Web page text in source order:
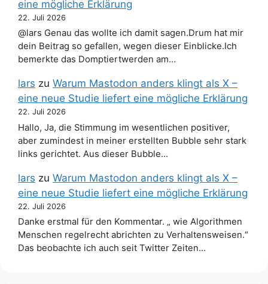
eine mögliche Erklärung
22. Juli 2026
@lars Genau das wollte ich damit sagen.Drum hat mir
dein Beitrag so gefallen, wegen dieser Einblicke.Ich
bemerkte das Domptiertwerden am…
lars zu Warum Mastodon anders klingt als X –
eine neue Studie liefert eine mögliche Erklärung
22. Juli 2026
Hallo, Ja, die Stimmung im wesentlichen positiver,
aber zumindest in meiner erstellten Bubble sehr stark
links gerichtet. Aus dieser Bubble…
lars zu Warum Mastodon anders klingt als X –
eine neue Studie liefert eine mögliche Erklärung
22. Juli 2026
Danke erstmal für den Kommentar. „ wie Algorithmen
Menschen regelrecht abrichten zu Verhaltensweisen.“
Das beobachte ich auch seit Twitter Zeiten…